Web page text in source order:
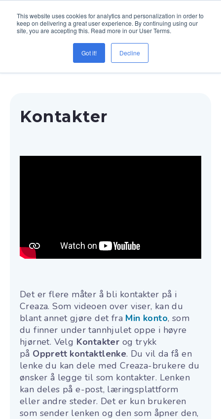
This website uses cookies for analytics and personalization in order to
keep on delivering a great user experience. By continuing using our
site, you are accepting this. Read more in our User Terms.
Got it! Decline
Menu
Kontakter
Det er flere måter å bli kontakter på i
Creaza. Som videoen over viser, kan du
blant annet gjøre det fra Min konto, som
du finner under tannhjulet oppe i høyre
hjørnet. Velg Kontakter og trykk
på Opprett kontaktlenke. Du vil da få en
lenke du kan dele med Creaza-brukere du
ønsker å legge til som kontakter. Lenken
kan deles på e-post, læringsplattform
eller andre steder. Det er kun brukeren
som sender lenken og den som åpner den,